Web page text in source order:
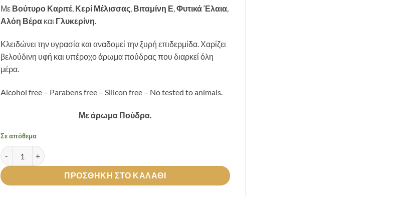
ΜεΒούτυρο Καριτέ,Κερί Μέλισσας,Βιταμίνη Ε,Φυτικά Έλαια,
Αλόη Βέρα και Γλυκερίνη.
Κλειδώνει την υγρασία και αναδομεί την ξυρή επιδερμίδα. Χαρίζει
βελούδινη υφή και υπέροχο άρωμα πούδρας που διαρκεί όλη
μέρα.
Alcohol free – Parabens free – Silicon free – No tested to animals.
Με άρωμα Πούδρα.
Σε απόθεμα
Body Butter Powder Dream ποσότητα
ΠΡΟΣΘΉΚΗ ΣΤΟ ΚΑΛΆΘΙ